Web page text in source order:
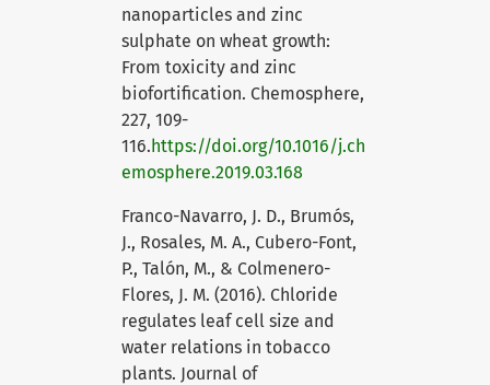
nanoparticles and zinc
sulphate on wheat growth:
From toxicity and zinc
biofortification. Chemosphere,
227, 109-
116.https://doi.org/10.1016/j.ch
emosphere.2019.03.168
Franco-Navarro, J. D., Brumós,
J., Rosales, M. A., Cubero-Font,
P., Talón, M., & Colmenero-
Flores, J. M. (2016). Chloride
regulates leaf cell size and
water relations in tobacco
plants. Journal of